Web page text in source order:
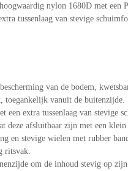
nylon 1680D met
tussenlaag van stevige
van de bodem,
toegankelijk vanuit de buitenzijde.
een extra tussenlaag van stevige
deze afsluitbaar zijn met een klein
en stevige wielen met rubber
ritsvak.
om de inhoud stevig op zijn